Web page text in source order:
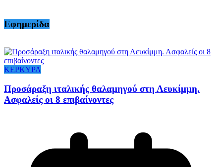
Εφημερίδα
ΚΕΡΚΥΡΑ
Προσάραξη ιταλικής θαλαμηγού στη Λευκίμμη.
Ασφαλείς οι 8 επιβαίνοντες